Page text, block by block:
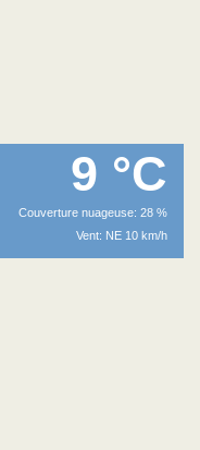
9 °C
Couverture nuageuse: 28 %
Vent: NE 10 km/h